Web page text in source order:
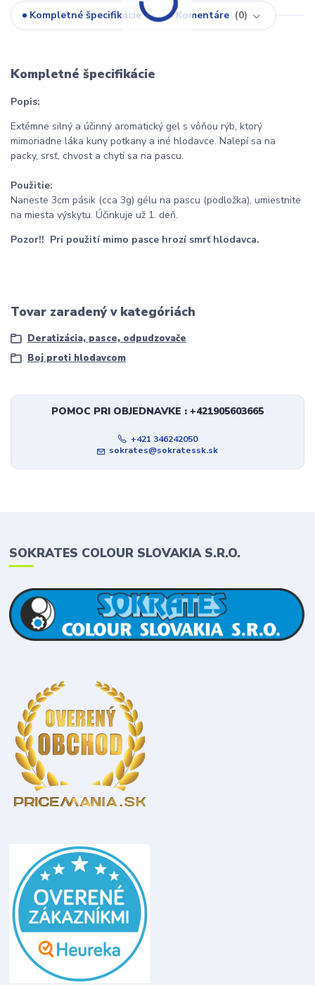
Kompletné špecifikácie Komentáre 0
Kompletné špecifikácie
Popis:
Extémne silný a účinný aromatický gel s vôňou rýb, ktorý
mimoriadne láka kuny potkany a iné hlodavce. Nalepí sa na
packy, srsť, chvost a chytí sa na pascu.
Použitie:
Naneste 3cm pásik (cca 3g) gélu na pascu (podložka), umiestnite
na miesta výskytu. Účinkuje už 1. deň.
Pozor!! Pri použití mimo pasce hrozí smrť hlodavca.
Tovar zaradený v kategóriách
Deratizácia, pasce, odpudzovače
Boj proti hlodavcom
POMOC PRI OBJEDNAVKE : +421905603665
+421 346242050
sokrates@sokratessk.sk
SOKRATES COLOUR SLOVAKIA S.R.O.